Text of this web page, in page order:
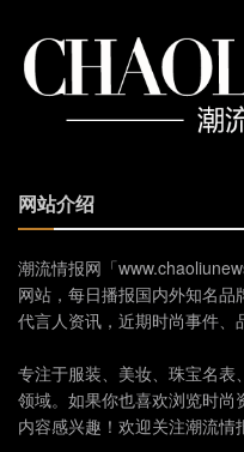
网站介绍
潮流情报网「
网站，每日播报国内外知名
代言人资讯，近期时尚事件、
专注于服装、美妆、珠宝名表
领域。如果你也喜欢浏览时
内容感兴趣！欢迎关注潮流情